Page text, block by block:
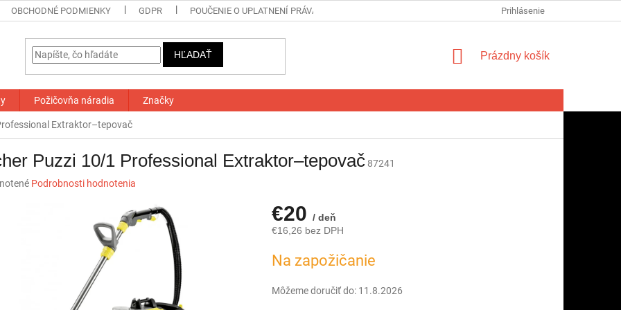
OBCHODNÉ PODMIENKY GDPR POUČENIE O UPLATNENÍ PRÁVA SPOTREBITEĽA NA ODSTÚPENIE OD ZMLUVY FORMULÁR NA
Prihlásenie
HĽADAŤ
NÁKUPNÝ
Prázdny košík
Požičovňa náradia Značky
Extraktor–tepovač
Puzzi 10/1 Professional Extraktor–tepovač 87241
Podrobnosti hodnotenia
€20 / deň
€16,26 bez DPH
cena:
Na zapožičanie
Môžeme doručiť do: 11.8.2026